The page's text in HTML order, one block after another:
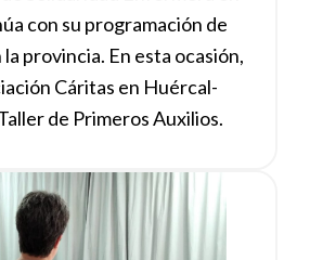
con su programación de
provincia. En esta ocasión,
Cáritas en Huércal-
de Primeros Auxilios.